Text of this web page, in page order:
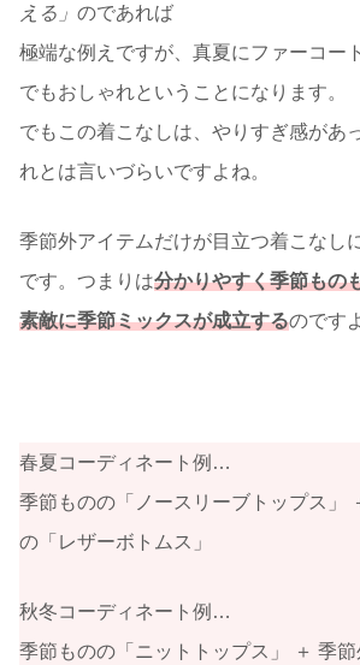
える」 のであれば
極端な例えですが、真夏にファーコー
でもおしゃれということになります。
でもこの着こなしは、やりすぎ感があ
れとは言いづらいですよね。
季節外アイテムだけが目立つ着こなし
です。つまりは分かりやすく季節もの
素敵に季節ミックスが成立するのです
春夏コーディネート例…
季節ものの「ノースリーブトップス」
の「レザーボトムス」
秋冬コーディネート例…
季節ものの「ニットトップス」 ＋ 季